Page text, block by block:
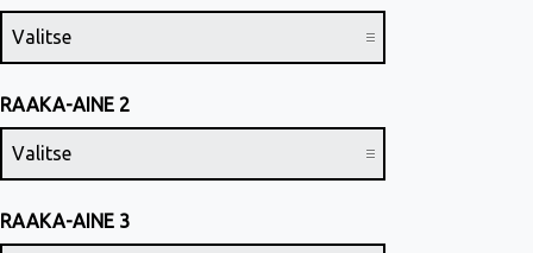
RAAKA-AINE 2
RAAKA-AINE 3